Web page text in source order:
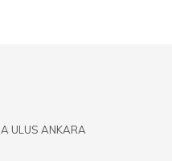
ULUS ANKARA